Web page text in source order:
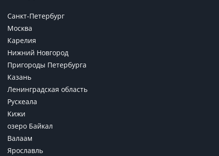
Санкт-Петербург
Москва
Карелия
Нижний Новгород
Пригороды Петербурга
Казань
Ленинградская область
Рускеала
Кижи
озеро Байкал
Валаам
Ярославль